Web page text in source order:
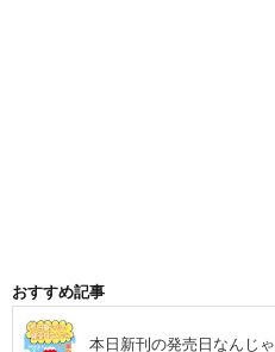
おすすめ記事
本日新刊の発売日なんじゃ